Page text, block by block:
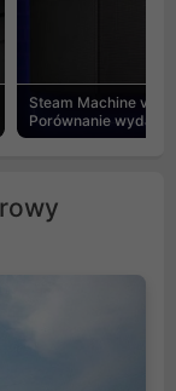
Steam Machine vs
Porównanie